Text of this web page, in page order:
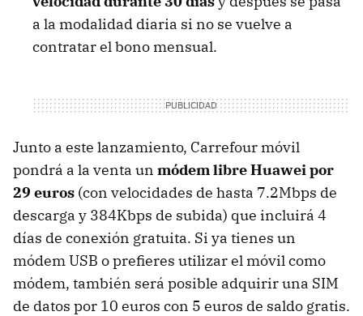
a la modalidad diaria si no se vuelve a
contratar el bono mensual.
Junto a este lanzamiento, Carrefour móvil
pondrá a la venta un módem libre Huawei por
29 euros (con velocidades de hasta 7.2Mbps de
descarga y 384Kbps de subida) que incluirá 4
días de conexión gratuita. Si ya tienes un
módemUSB o prefieres utilizar el móvil como
módem, también será posible adquirir una SIM
de datos por 10 euros con 5 euros de saldo gratis.